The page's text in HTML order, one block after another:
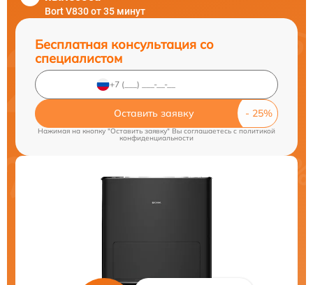
Bort V830 от 35 минут
Бесплатная консультация со
специалистом
Оставить заявку
Нажимая на кнопку "Оставить заявку" Вы соглашаетесь cполитикой
конфиденциальности